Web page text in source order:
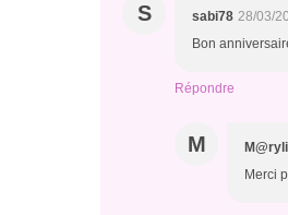
S sabi78 28/03/
Bon
Répondre
M
Merci